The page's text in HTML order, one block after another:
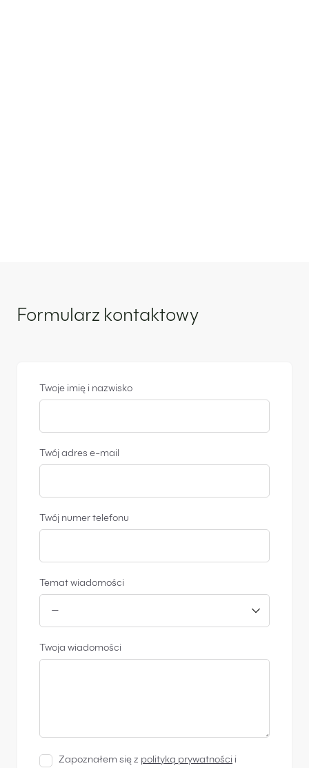
Formularz kontaktowy
Twoje imię i nazwisko
Twój adres e-mail
Twój numer telefonu
Temat wiadomości
Twoja wiadomości
Zapoznałem się z polityką prywatności i